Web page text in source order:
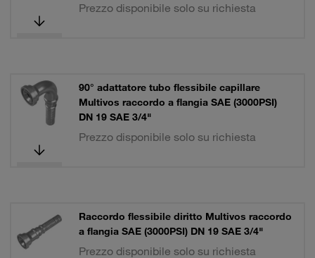
Prezzo disponibile solo su richiesta
90° adattatore tubo flessibile capillare
Multivos raccordo a flangia SAE (3000PSI)
DN 19 SAE 3/4"
Prezzo disponibile solo su richiesta
Raccordo flessibile diritto Multivos raccordo
a flangia SAE (3000PSI) DN 19 SAE 3/4"
Prezzo disponibile solo su richiesta